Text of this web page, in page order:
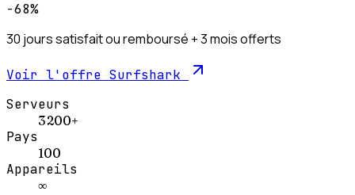
−68%
30 jours satisfait ou remboursé + 3 mois offerts
Voir l'offre Surfshark
Serveurs
3 200+
Pays
100
Appareils
∞